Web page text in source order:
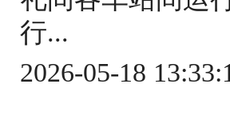
行...
2026-05-18